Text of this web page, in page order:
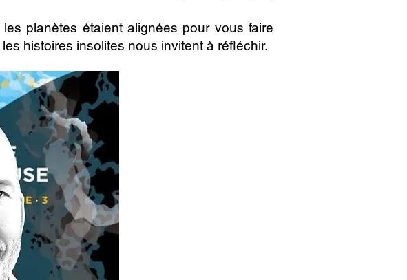
planètes étaient alignées pour vous faire
histoires insolites nous invitent à réfléchir.